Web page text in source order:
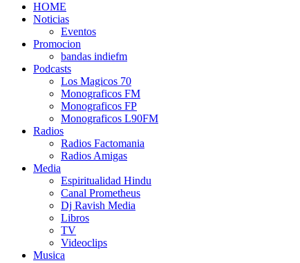
HOME
Noticias
Eventos
Promocion
bandas indiefm
Podcasts
Los Magicos 70
Monograficos FM
Monograficos FP
Monograficos L90FM
Radios
Radios Factomania
Radios Amigas
Media
Espiritualidad Hindu
Canal Prometheus
Dj Ravish Media
Libros
TV
Videoclips
Musica